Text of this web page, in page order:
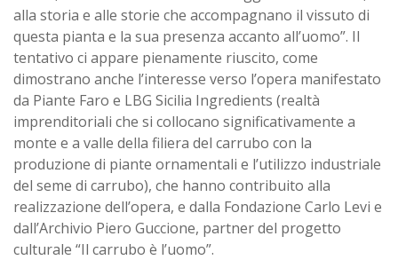
alla storia e alle storie che accompagnano il vissuto di
questa pianta e la sua presenza accanto all’uomo”. Il
tentativo ci appare pienamente riuscito, come
dimostrano anche l’interesse verso l’opera manifestato
da Piante Faro e LBG Sicilia Ingredients (realtà
imprenditoriali che si collocano significativamente a
monte e a valle della filiera del carrubo con la
produzione di piante ornamentali e l’utilizzo industriale
del seme di carrubo), che hanno contribuito alla
realizzazione dell’opera, e dalla Fondazione Carlo Levi e
dall’Archivio Piero Guccione, partner del progetto
culturale “Il carrubo è l’uomo”.